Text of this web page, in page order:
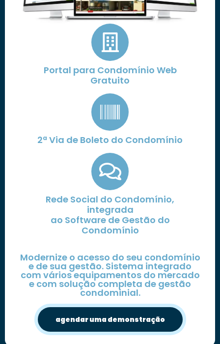
Portal para Condomínio Web
Gratuito
2ª Via de Boleto do Condomínio
Rede Social do Condomínio,
integrada
ao Software de Gestão do
Condomínio
Modernize o acesso do seu condomínio
e de sua gestão. Sistema integrado
com vários equipamentos do mercado
e com solução completa de gestão
condominial.
agendar uma demonstração